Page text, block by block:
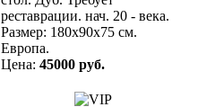
реставрации. нач. 20 - века.
Размер: 180х90х75 см.
Европа.
Цена: 45000 руб.